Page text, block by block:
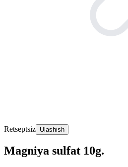
Retseptsiz Ulashish
Magniya sulfat 10g.